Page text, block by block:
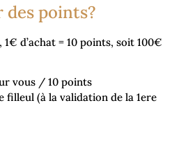
des points?
d’achat = 10 points, soit 100€
vous / 10 points
(à la validation de la 1ere